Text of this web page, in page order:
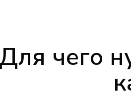
Для чего